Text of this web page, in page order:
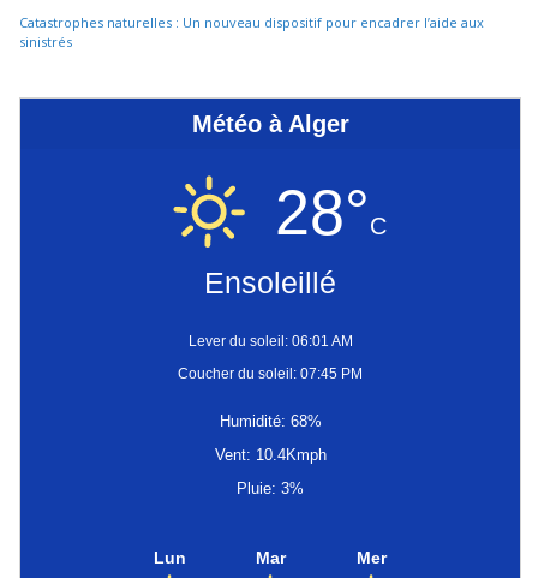
Catastrophes naturelles : Un nouveau dispositif pour encadrer l’aide aux
sinistrés
Météo à Alger
28°C
Ensoleillé
Lever du soleil: 06:01 AM
Coucher du soleil: 07:45 PM
Humidité: 68%
Vent: 10.4Kmph
Pluie: 3%
Lun Mar Mer